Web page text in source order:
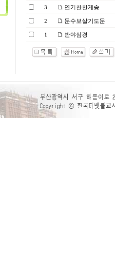
3 연기찬찬게송
2 문수보살기도문
1 반야심경